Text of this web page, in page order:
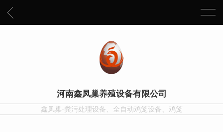
河南鑫凤巢养殖设备有限公司
鑫凤巢-粪污处理设备、全自动鸡笼设备、鸡笼